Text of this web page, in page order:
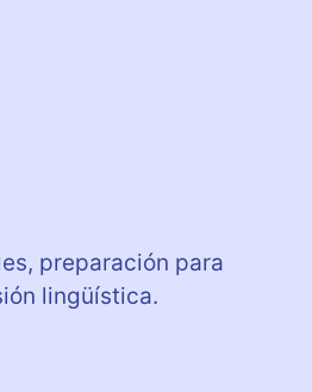
preparación para
lingüística.